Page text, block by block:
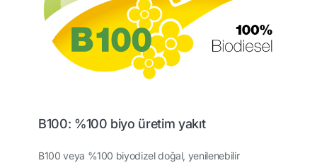
B100: %100 biyo üretim yakıt
B100 veya %100 biyodizel doğal, yenilenebilir